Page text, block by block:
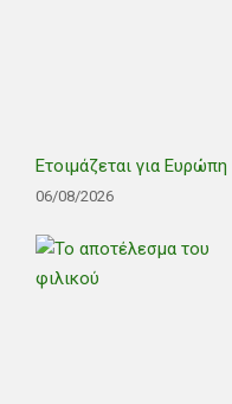
Ετοιμάζεται για Ευρώπη
06/08/2026